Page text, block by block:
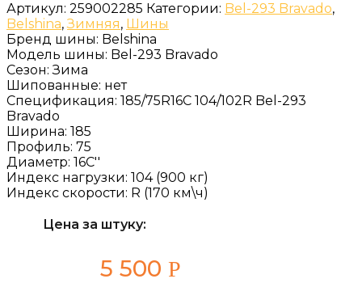
Артикул: 259002285 Категории: Bel-293 Bravado,
Belshina,Зимняя, Шины
Бренд шины: Belshina
Модель шины: Bel-293 Bravado
Сезон:Зима
Шипованные: нет
Спецификация: 185/75R16C 104/102R Bel-293
Bravado
Ширина: 185
Профиль: 75
Диаметр: 16C''
Индекс нагрузки: 104 (900 кг)
Индекс скорости: R (170 км\ч)
Цена за штуку:
5 500 Р